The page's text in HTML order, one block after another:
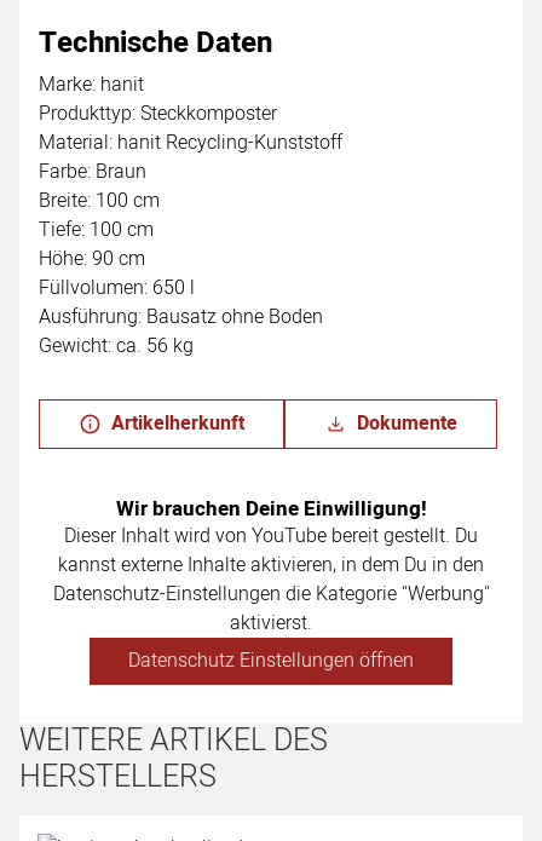
Technische Daten
Marke: hanit
Produkttyp: Steckkomposter
Material: hanit Recycling-Kunststoff
Farbe: Braun
Breite: 100 cm
Tiefe: 100 cm
Höhe: 90 cm
Füllvolumen: 650 l
Ausführung: Bausatz ohne Boden
Gewicht: ca. 56 kg
Artikelherkunft Dokumente
Wir brauchen Deine Einwilligung!
Dieser Inhalt wird von YouTube bereit gestellt. Du
kannst externe Inhalte aktivieren, in dem Du in den
Datenschutz-Einstellungen die Kategorie "Werbung"
aktivierst.
Datenschutz Einstellungen öffnen
WEITERE ARTIKEL DES
HERSTELLERS
Artikel überspringen